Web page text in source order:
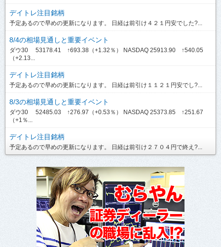
デイトレ注目銘柄
予定あるので早めの更新になります。 日経は前引け４２１円安でした?...
8/4の相場見通しと重要イベント
ダウ30 53178.41 ↑693.38（+1.32％） NASDAQ 25913.90 ↑540.05
（+2.13...
デイトレ注目銘柄
予定あるので早めの更新になります。 日経は前引け１１２１円安でし?...
8/3の相場見通しと重要イベント
ダウ30 52485.03 ↑276.97（+0.53％） NASDAQ 25373.85 ↑251.67
（+1％...
デイトレ注目銘柄
予定あるので早めの更新になります。 日経は前引け２７０４円で終え?...